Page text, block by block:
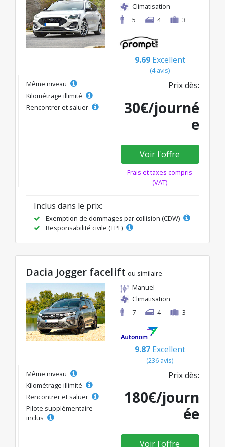
Climatisation
5
4 3
9.69 Excellent
(4 avis)
Même niveau
Kilométrage illimité
Rencontrer et saluer
Prix dès:
30€/journé
e
Voir l'offre
Frais et taxes compris
(VAT)
Inclus dans le prix:
Exemption de dommages par collision (CDW)
Responsabilité civile (TPL)
Dacia Jogger facelift ou similaire
Manuel
Climatisation
7
4 3
9.87 Excellent
(236 avis)
Même niveau
Kilométrage illimité
Rencontrer et saluer
Pilote supplémentaire
inclus
Prix dès:
180€/journ
ée
Voir l'offre